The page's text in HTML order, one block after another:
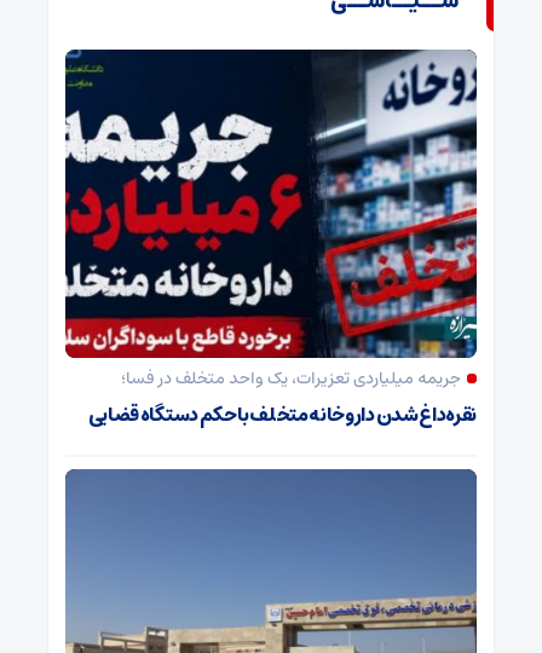
جریمه میلیاردی تعزیرات، یک واحد متخلف در فسا؛
نقره‌داغ شدن داروخانه متخلف با حکم دستگاه قضایی